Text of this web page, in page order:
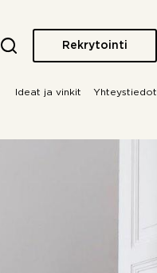
Rekrytointi
Ideat ja vinkit Yhteystiedot